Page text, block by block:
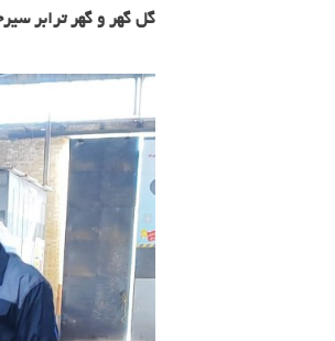
گل گهر و گهر ترابر